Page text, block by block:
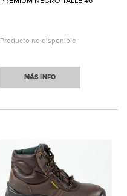
Producto no disponible
MÁS INFO